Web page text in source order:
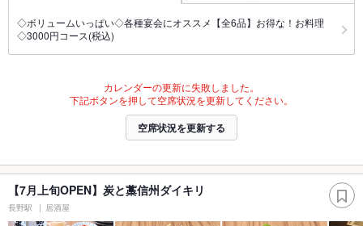
◇ボリュームいっぱい◇各種宴会にオススメ【全6品】お得な！お料理
◇3000円コース(税込)
カレンダーの更新に失敗しました。
下記ボタンを押して空席状況を更新してください。
空席状況を更新する
【7月上旬OPEN】炭と藁信州ダイキリ
長野駅 居酒屋